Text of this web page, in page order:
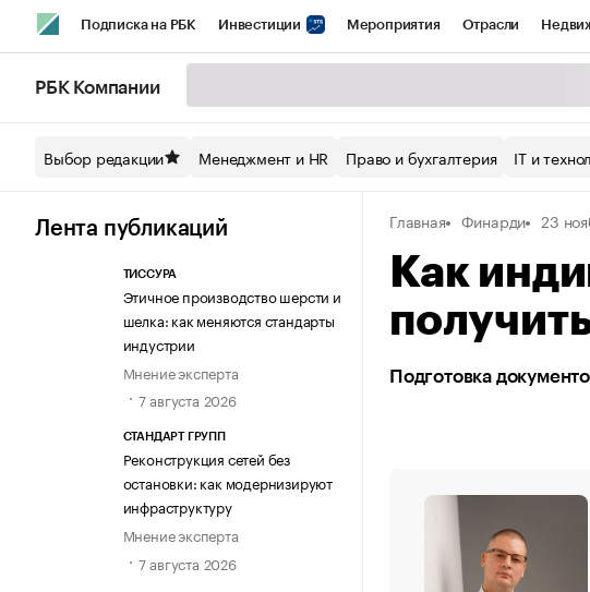
Подписка на РБК Инвестиции Мероприятия Отрасли
Спецпроекты СПб Конференции СПб Спецпроекты
Технологии и медиа Рынок наличной валюты
РБК Компании
Выбор редакции Менеджмент и HR Право и бухгалтерия IT и
Лента публикаций
ТИССУРА
Этичное производство шерсти и
шелка: как меняются стандарты
индустрии
Мнение эксперта
7 августа 2026
СТАНДАРТ ГРУПП
Реконструкция сетей без
остановки: как модернизируют
инфраструктуру
Мнение эксперта
7 августа 2026
Главная Финарди 23
Как
Подготовка